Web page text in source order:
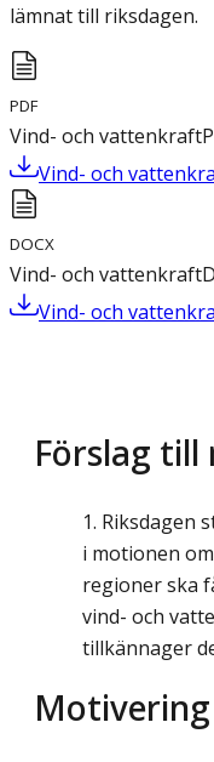
lämnat till riksdagen.
PDF
Vind- och vattenkraft
Vind- och
DOCX
Vind- och vattenkraft
Vind- och
Förslag till
Riksdagen
i motionen
regioner ska
vind- och
tillkännager
Motivering